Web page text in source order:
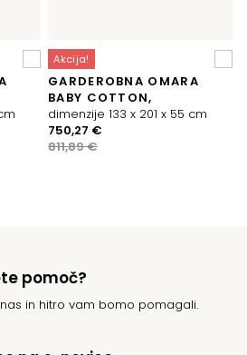
Akcija!
GARDEROBNA OMARA
BABY COTTON,
dimenzije 133 x 201 x 55 cm
811,89€
Izvirna
cena
750,27 €
Trenutna
cena
pomoč?
nas in hitro vam bomo pomagali.